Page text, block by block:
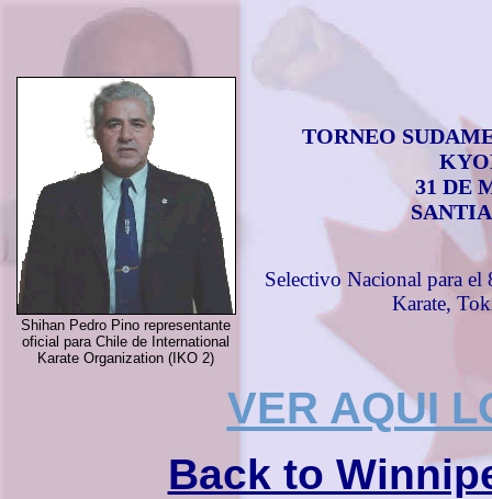
TORNEO
31 DE
Selectivo Nacional para
Karate,
Shihan Pedro Pino representante
oficial para Chile de International
Karate Organization (IKO 2)
VER AQUI
Back to